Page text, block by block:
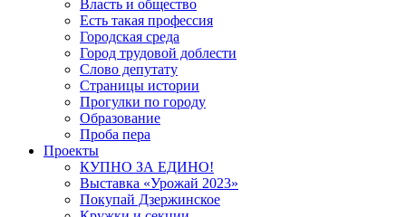
Власть и общество
Есть такая профессия
Городская среда
Город трудовой доблести
Слово депутату
Страницы истории
Прогулки по городу
Образование
Проба пера
Проекты
КУПНО ЗА ЕДИНО!
Выставка «Урожай 2023»
Покупай Дзержинское